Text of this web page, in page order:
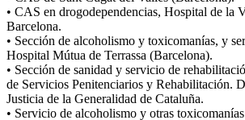
• CAS en drogodependencias, Hospital de la
Barcelona.
• Sección de alcoholismo y toxicomanías, y
Hospital Mútua de Terrassa (Barcelona).
• Sección de sanidad y servicio de
de Servicios Penitenciarios y Rehabilitación.
Justicia de la Generalidad de Cataluña.
• Servicio de alcoholismo y otras